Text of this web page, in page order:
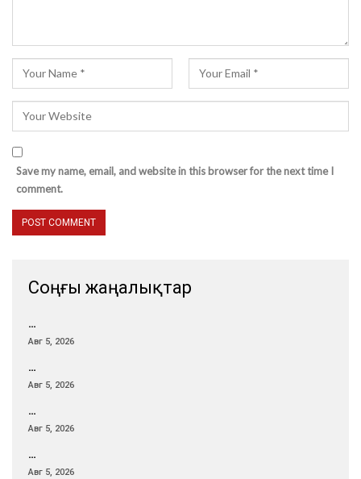
Save my name, email, and website in this browser for the next time I
comment.
Соңғы жаңалықтар
…
Авг 5, 2026
…
Авг 5, 2026
…
Авг 5, 2026
…
Авг 5, 2026